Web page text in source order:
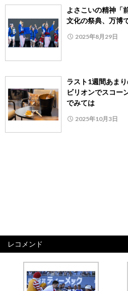
よさこいの精神「
文化の祭典、万博
2025年8月29日
ラスト1週間あま
ビリオンでスコー
でみては
2025年10月3日
レコメンド